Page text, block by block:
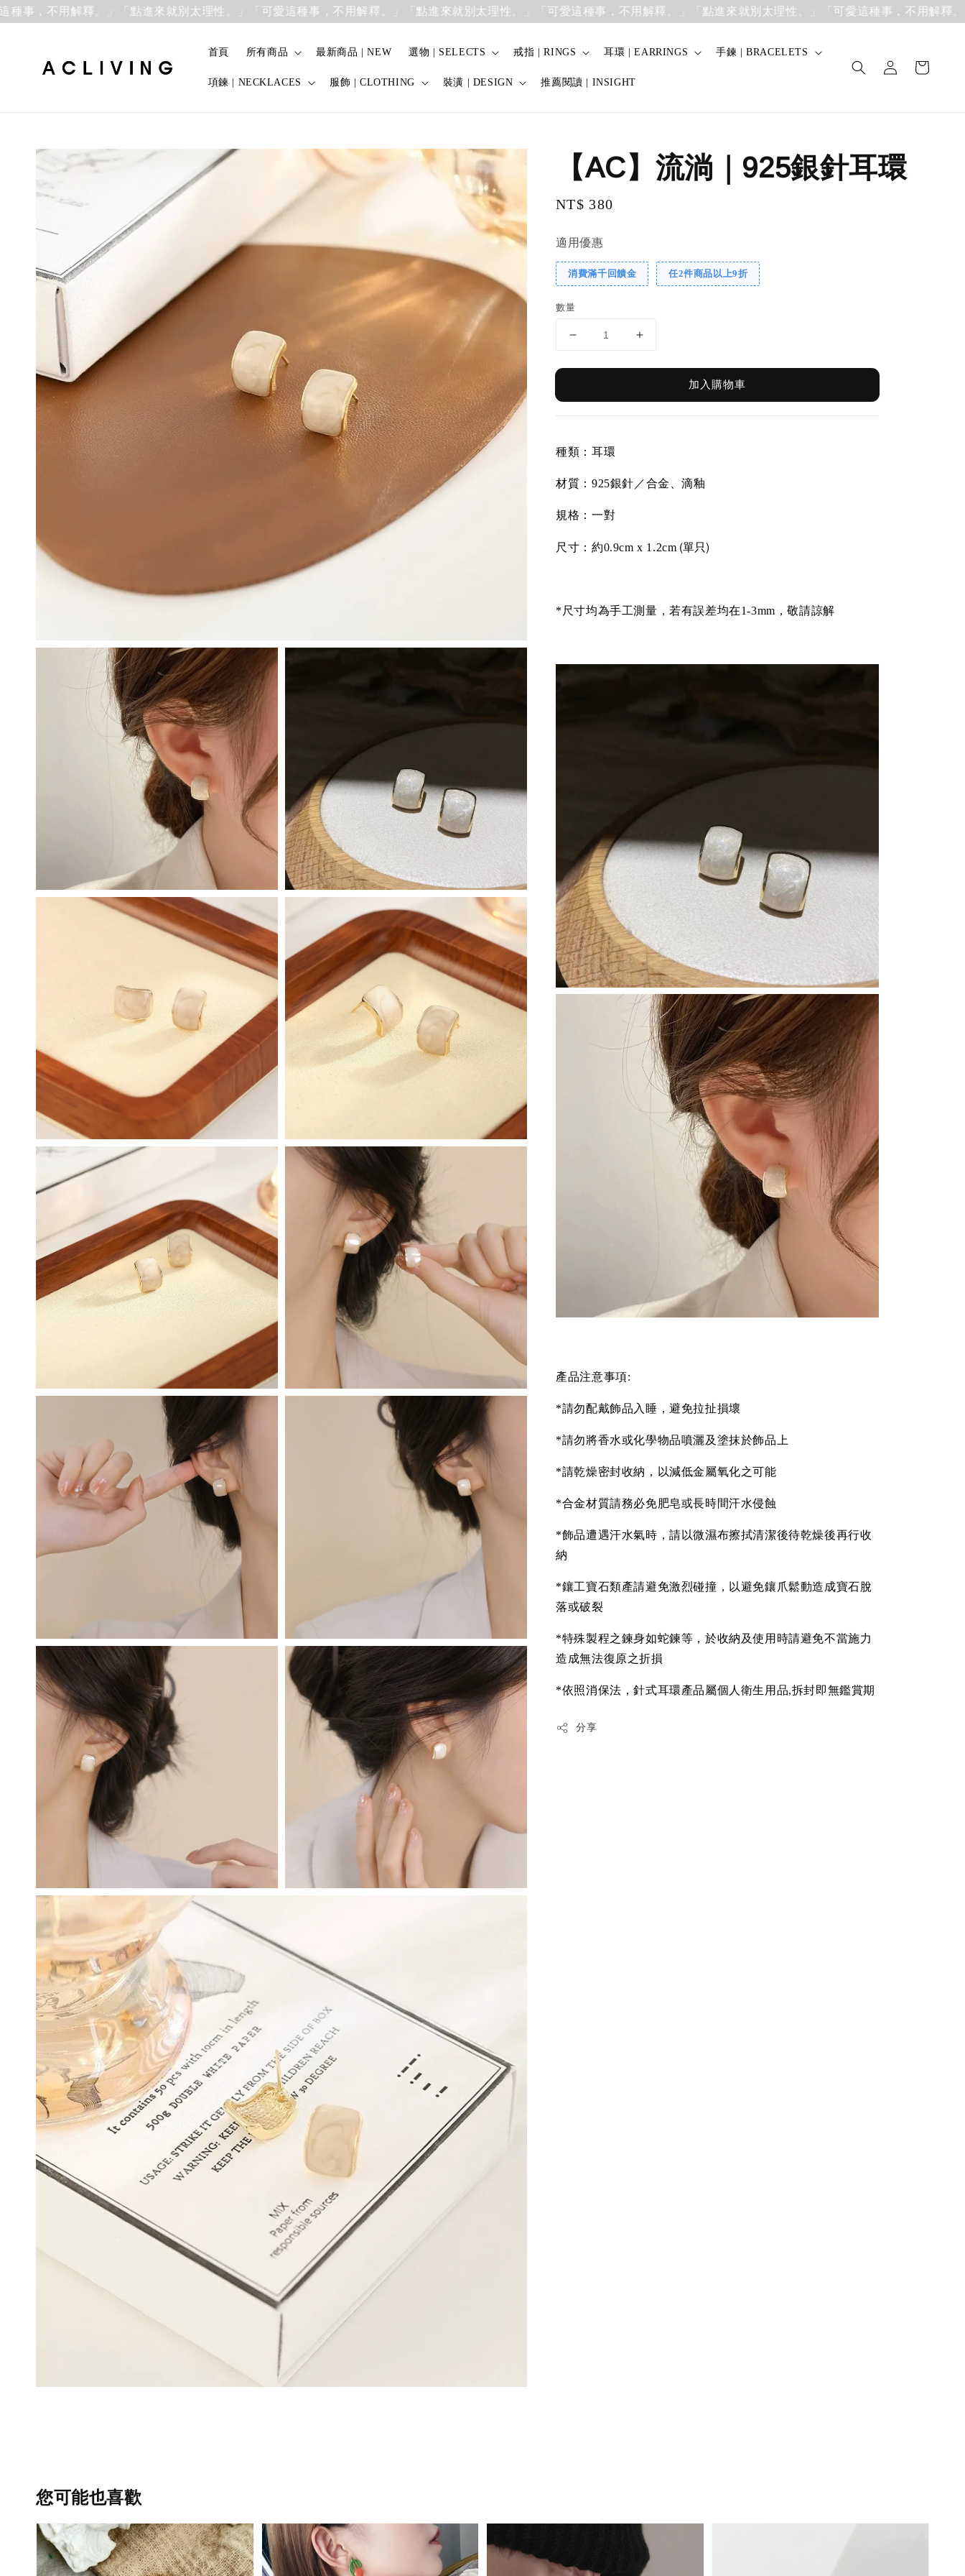
用解釋。」「點進來就別太理性。」「可愛這種事，不用解釋。」「點進來就別太理性。」「可愛這種事，不用解釋。」「點進來就別太理性。」「可愛這種事，不用解釋。」「點
首頁 所有商品 最新商品 | NEW 選物 | SELECTS 戒指 | RINGS 耳環 | EARRINGS 手鍊 | BRACELETS
項鍊 | NECKLACES 服飾 | CLOTHING 裝潢 | DESIGN 推薦閱讀 | INSIGHT
【AC】流淌｜925銀針耳環
Regular
NT$ 380
適用優惠
消費滿千回饋金 任2件商品以上9折
數量
加入購物車
種類：耳環
材質： 925銀針／合金、滴釉
規格：一對
尺寸：約0.9cm x 1.2cm (單只)
*尺寸均為手工測量，若有誤差均在1-3mm，敬請諒解
產品注意事項:
*請勿配戴飾品入睡，避免拉扯損壞
*請勿將香水或化學物品噴灑及塗抹於飾品上
*請乾燥密封收納，以減低金屬氧化之可能
*合金材質請務必免肥皂或長時間汗水侵蝕
*飾品遭遇汗水氣時，請以微濕布擦拭清潔後待乾燥後再行收
納
*鑲工寶石類產請避免激烈碰撞，以避免鑲爪鬆動造成寶石脫
落或破裂
*特殊製程之鍊身如蛇鍊等，於收納及使用時請避免不當施力
造成無法復原之折損
*依照消保法，針式耳環產品屬個人衛生用品,拆封即無鑑賞期
分享
您可能也喜歡